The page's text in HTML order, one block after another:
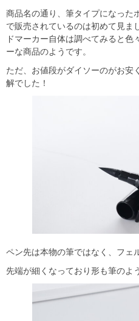
商品名の通り、筆タイプになった
で販売されているのは初めて見ま
ドマーカー自体は調べてみると色
ーな商品のようです。
ただ、お値段がダイソーのがお安
解でした！
ペン先は本物の筆ではなく、フェ
先端が細くなっており形も筆のよ